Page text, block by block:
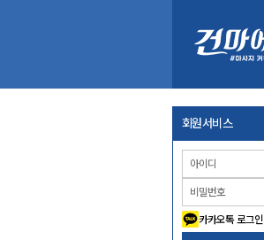
회원서비스
카카오톡 로그인